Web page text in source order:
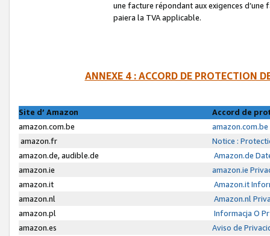
une facture répondant aux exigences
paiera la TVA applicable.
ANNEXE 4 : ACCORD DE PROTECTION
Site d’ Amazon
Accord de
amazon.com.be
amazon.fr
Notice :
amazon.de, audible.de
Amazon.de
amazon.ie
amazon.ie
amazon.it
Amazon.it
amazon.nl
Amazon.nl
amazon.pl
Informacja O
amazon.es
Aviso de